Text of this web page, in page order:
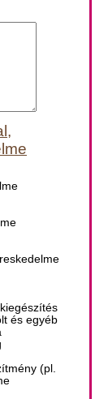
és egyéb
(pl.